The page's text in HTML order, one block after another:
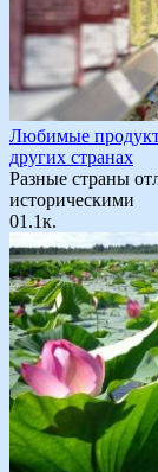
Любимые
других странах
Разные страны
историческими
01.1к.